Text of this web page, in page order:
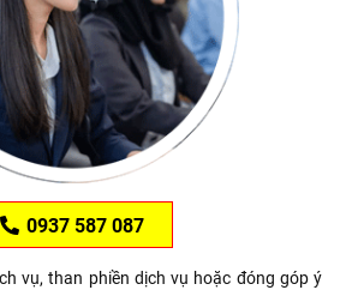
0937 587 087
vụ, than phiền dịch vụ hoặc đóng góp ý